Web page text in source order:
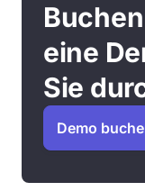
eine
Sie
Demo